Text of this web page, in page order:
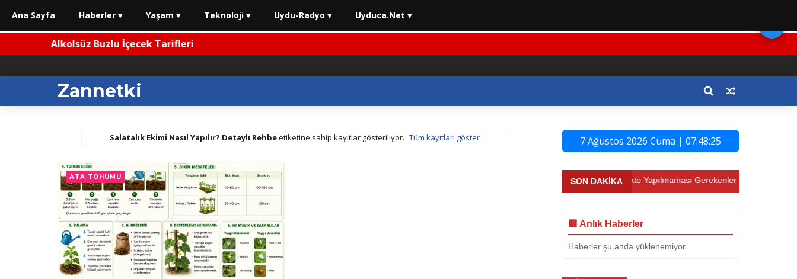
Alkolsüz Buzlu İçecek Tarifleri
Zannetki
Salatalık Ekimi Nasıl Yapılır? Detaylı Rehbeetiketine sahip kayıtlar gösteriliyor. Tüm kayıtları göster
ATA TOHUMU
7 Ağustos 2026 Cuma | 07:48:26
SON DAKİKA
⚡ Kademeli Emeklilikte Son Durum (Haziran 2026) ⚡ 2026 Araç Muayenelerinde Son Durum ⚡ Trafikte Yapılmaması Gerekenler ⚡ Yapay Zekâ ve
🟥 Anlık Haberler
Haberler şu anda yüklenemiyor.
Ana Sayfa Haberler ▾ Yaşam ▾ Teknoloji ▾ Uydu-Radyo ▾ Uyduca.Net ▾